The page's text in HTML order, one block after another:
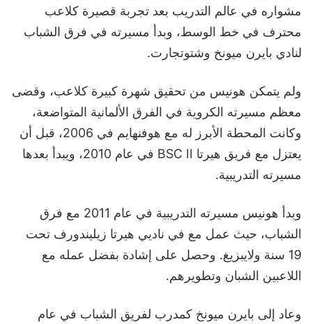
مشواره في عالم التدريب بعد تجربة قصيرة كلاعب
محترف في خط الوسط، وبدأ مسيرته في فرق الشباب
لنادي بايرن ميونخ وشتوتجارت.
ولم يتمكن هونيس من تحقيق شهرة كبيرة كلاعب، وقضى
معظم مسيرته الكروية في الفرق الألمانية المتواضعة،
وكانت المحطة الأبرز له مع هوفنهايم في 2006، قبل أن
يعتزل مع فريق هيرتا BSC II في عام 2010، ويبدأ بعدها
مسيرته التدريبية.
وبدأ هونيس مسيرته التدريبية في عام 2011 مع فرق
الشباب، حيث عمل مع في ناديي هيرتا زيليندورف تحت
19 سنة ولايبزيغ. وحصل على إشادة بفضل عمله مع
اللاعبين الشبان وتطويرهم.
وعاد إلى بايرن ميونخ كمدرب لفريق الشباب في عام